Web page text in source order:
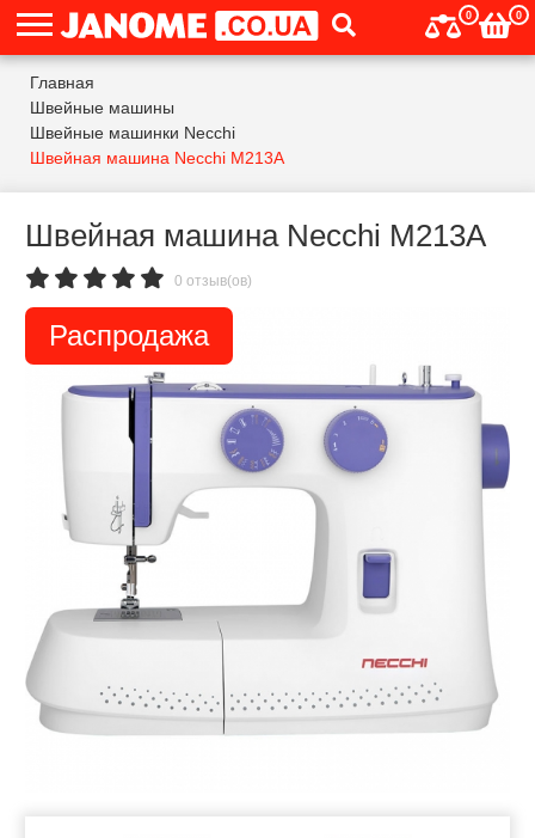
0 0
Главная
Швейные машины
Швейные машинки Necchi
Швейная машина Necchi M213A
Швейная машина Necchi M213A
0 отзыв(ов)
Распродажа